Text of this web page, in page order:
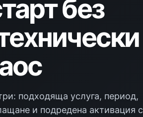
без
подходяща услуга, период,
и подредена активация с